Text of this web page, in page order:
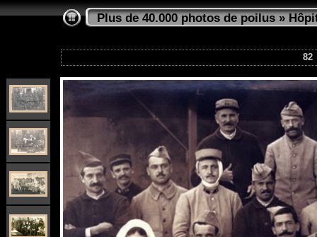
Plus de 40.000 photos de poilus»
82